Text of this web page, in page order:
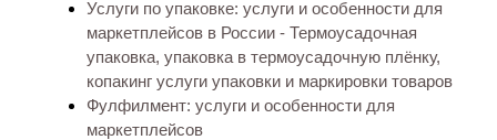
Услуги по упаковке: услуги и особенности для
маркетплейсов в России - Термоусадочная
упаковка, упаковка в термоусадочную плёнку,
копакинг услуги упаковки и маркировки товаров
Фулфилмент: услуги и особенности для
маркетплейсов